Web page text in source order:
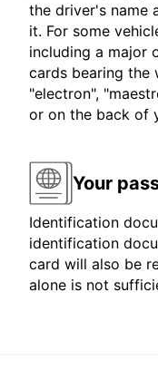
the driver's name
it. For some
including a major
cards bearing the
"electron",
or on the back of
Your
Identification
identification
card will also be
alone is not